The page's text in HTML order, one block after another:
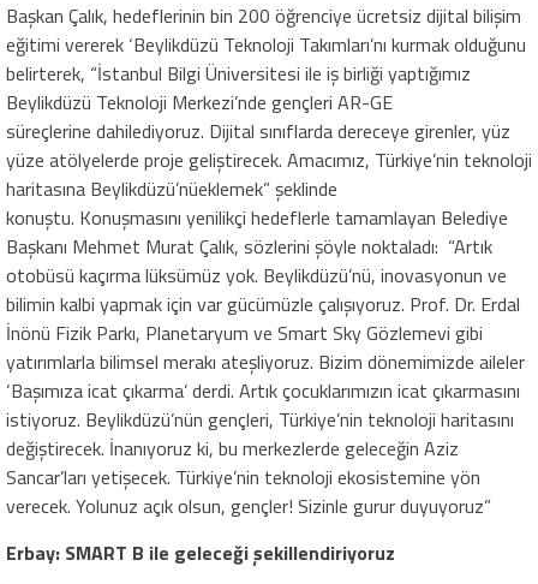
Başkan Çalık, hedeflerinin bin 200 öğrenciye ücretsiz dijital bilişim
eğitimi vererek ‘Beylikdüzü Teknoloji Takımları’nı kurmak olduğunu
belirterek, “İstanbul Bilgi Üniversitesi ile iş birliği yaptığımız
Beylikdüzü Teknoloji Merkezi’nde gençleri AR-GE
süreçlerine dahilediyoruz. Dijital sınıflarda dereceye girenler, yüz
yüze atölyelerde proje geliştirecek. Amacımız, Türkiye’nin teknoloji
haritasına Beylikdüzü’nüeklemek” şeklinde
konuştu. Konuşmasını yenilikçi hedeflerle tamamlayan Belediye
Başkanı Mehmet Murat Çalık, sözlerini şöyle noktaladı: “Artık
otobüsü kaçırma lüksümüz yok. Beylikdüzü’nü, inovasyonun ve
bilimin kalbi yapmak için var gücümüzle çalışıyoruz. Prof. Dr. Erdal
İnönü Fizik Parkı, Planetaryum ve Smart Sky Gözlemevi gibi
yatırımlarla bilimsel merakı ateşliyoruz. Bizim dönemimizde aileler
‘Başımıza icat çıkarma’ derdi. Artık çocuklarımızın icat çıkarmasını
istiyoruz. Beylikdüzü’nün gençleri, Türkiye’nin teknoloji haritasını
değiştirecek. İnanıyoruz ki, bu merkezlerde geleceğin Aziz
Sancar’ları yetişecek. Türkiye’nin teknoloji ekosistemine yön
verecek. Yolunuz açık olsun, gençler! Sizinle gurur duyuyoruz”
Erbay: SMART B ile geleceği şekillendiriyoruz